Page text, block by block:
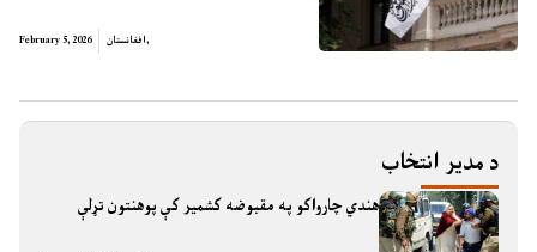
February 5, 2026 افغانستان,
د مدیر انتخاب
هندي چارواکو په مقبوضه کشمیر کې پوهنتون تړلې